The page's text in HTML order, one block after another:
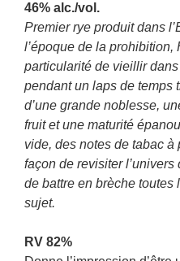
46% alc./vol.
Premier rye produit dans
l’époque de la prohibition,
particularité de vieillir
pendant un laps de temps
d’une grande noblesse,
fruit et une maturité
vide, des notes de tabac
façon de revisiter l’univers
de battre en brèche toutes
sujet.
RV 82%